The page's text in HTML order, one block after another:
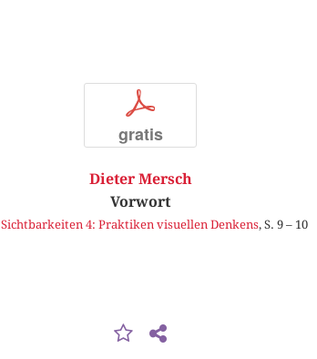
p
gratis
Dieter Mersch
Vorwort
Sichtbarkeiten 4: Praktiken visuellen Denkens, S. 9 – 10